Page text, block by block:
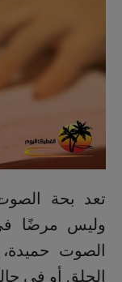
تعد بحة
وليس مرضًا
الصوت
الحلق أو في